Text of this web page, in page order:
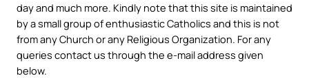
day and much more. Kindly note that this site is maintained
by a small group of enthusiastic Catholics and this is not
from any Church or any Religious Organization. For any
queries contact us through the e-mail address given
below.